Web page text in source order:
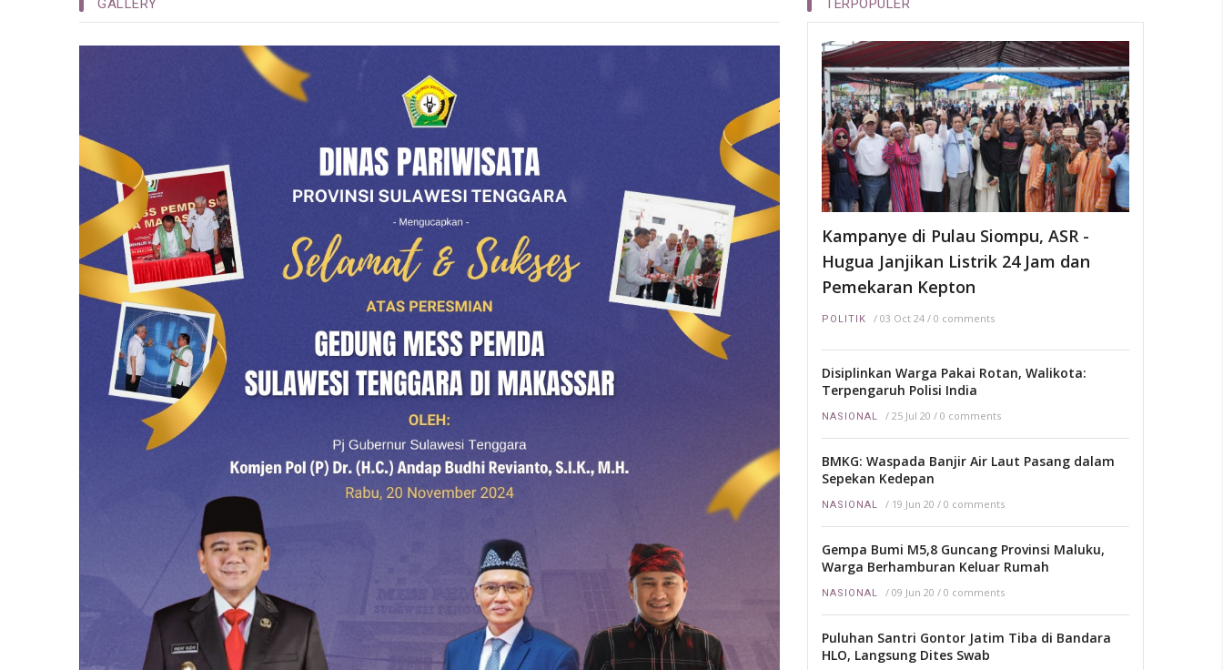
Pemprov Sultra Sosialisasikan
Pendirian Poltek Tridaya
VDNI
LIFESTYLE /08 Jul 21
Pemkot Kendari Gelar
Pelatihan Kepariwisataan
untuk Masyarakat dan Juru
Pelihara Situs
16 Nov 21
GALLERY TERPOPULER
Kampanye di Pulau Siompu, ASR -
Hugua Janjikan Listrik 24 Jam dan
Pemekaran Kepton
POLITIK / 03 Oct 24 / 0 comments
Disiplinkan Warga Pakai Rotan, Walikota:
Terpengaruh Polisi India
NASIONAL / 25 Jul 20 / 0 comments
BMKG: Waspada Banjir Air Laut Pasang dalam
Sepekan Kedepan
NASIONAL / 19 Jun 20 / 0 comments
Gempa Bumi M5,8 Guncang Provinsi Maluku,
Warga Berhamburan Keluar Rumah
NASIONAL / 09 Jun 20 / 0 comments
Puluhan Santri Gontor Jatim Tiba di Bandara
HLO, Langsung Dites Swab